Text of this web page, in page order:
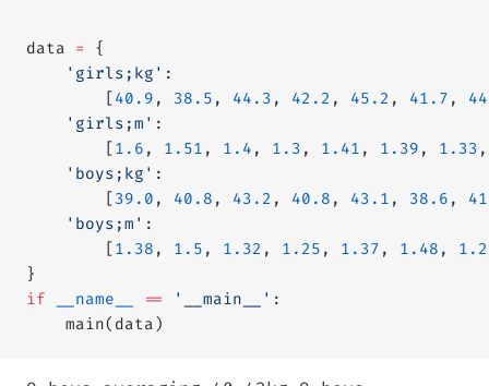
data =
{
    'girls;kg'
:
        [
40.9 , 38.5 , 44.3 , 42.2 , 45.2 , 41.7 ,
    'girls;m'
:
        [
1.6 , 1.51 , 1.4 , 1.3 , 1.41 , 1.39 , 1.33
    'boys;kg'
:
        [
39.0 , 40.8 , 43.2 , 40.8 , 43.1 , 38.6 ,
    'boys;m'
:
        [
1.38 , 1.5 , 1.32 , 1.25 , 1.37 , 1.48 ,
}
if __name__ == '__main__' :
    main(data)